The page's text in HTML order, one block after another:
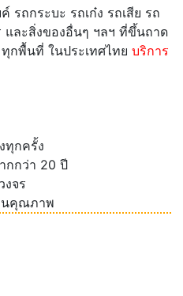
รถกระบะ รถเก๋ง รถเสีย รถ
และสิ่งของอื่นๆ ฯลฯ ที่ขึ้นถาด
กพื้นที่ ในประเทศไทย บริการ
ทุกครั้ง
กกว่า 20 ปี
จร
นคุณภาพ